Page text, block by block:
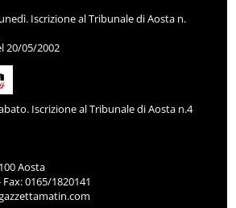
Iscrizione al Tribunale di Aosta n.
20/05/2002
Iscrizione al Tribunale di Aosta n.4
Aosta
0165/1820141